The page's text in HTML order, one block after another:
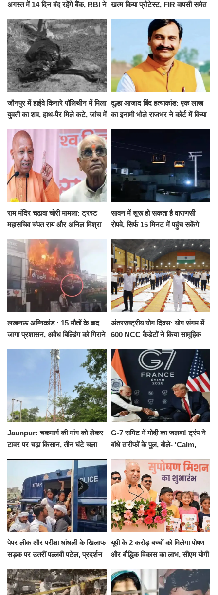
अगस्त में 14 दिन बंद रहेंगे बैंक, RBI ने खत्म किया प्रोटेस्ट, FIR वापसी समेत
जौनपुर में हाईवे किनारे पॉलिथीन में मिला
युवती का शव, हाथ-पैर मिले कटे, जांच में
दूल्हा आजाद बिंद हत्याकांड: एक लाख
का इनामी भोले राजभर ने कोर्ट में किया
राम मंदिर चढ़ावा चोरी मामला: ट्रस्ट
महासचिव चंपत राय और अनिल मिश्रा
को नहीं...
सावन में शुरू हो सकता है वाराणसी
रोपवे, सिर्फ 15 मिनट में पहुंच सकेंगे
किराया
लखनऊ अग्निकांड : 15 मौतों के बाद
जागा प्रशासन, अवैध बिल्डिंग को गिराने
अंतरराष्ट्रीय योग दिवस: योग संगम में
600 NCC कैडेटों ने किया सामूहिक
संकल्प
Jaunpur: चकमार्ग की मांग को लेकर
टावर पर चढ़ा किसान, तीन घंटे चला
G-7 समिट में मोदी का जलवा! ट्रंप ने
बांधे तारीफों के पुल, बोले- 'Calm,
पेपर लीक और परीक्षा धांधली के खिलाफ
सड़क पर उतरीं पल्लवी पटेल, प्रदर्शन
यूपी के 2 करोड़ बच्चों को मिलेगा पोषण
और बौद्धिक विकास का लाभ, सीएम योगी